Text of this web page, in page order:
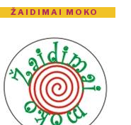
ŽAIDIMAI MOKO